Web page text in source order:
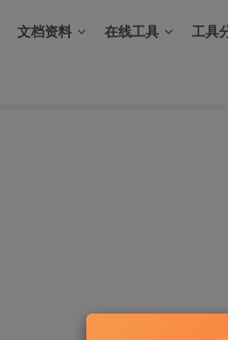
文档资料 在线工具 工具